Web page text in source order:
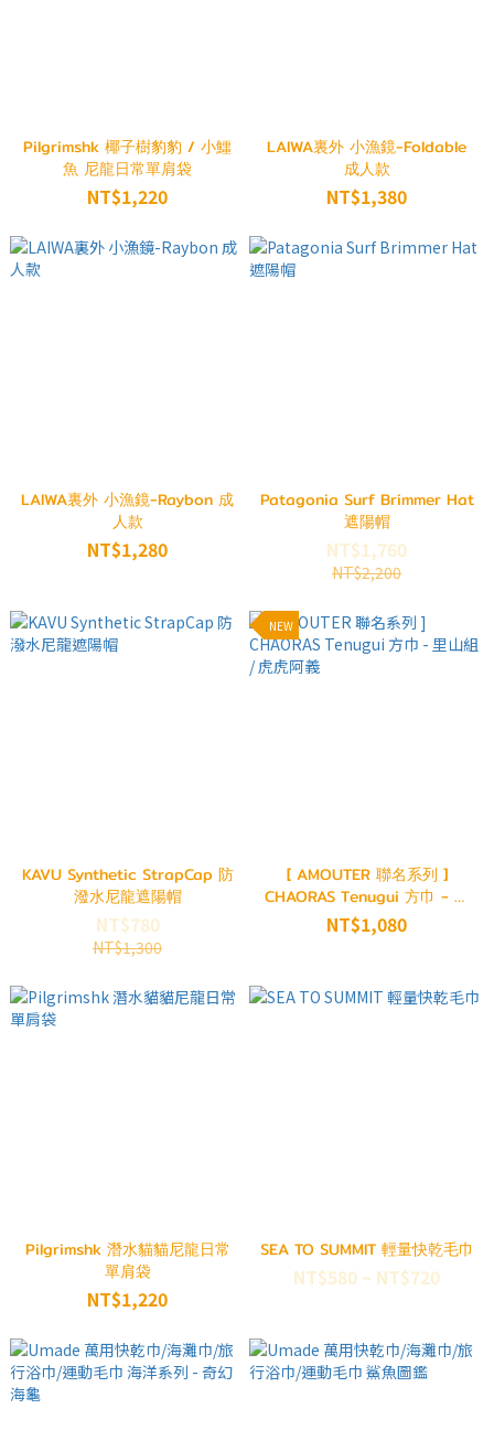
Pilgrimshk 椰子樹豹豹 / 小鱷
魚 尼龍日常單肩袋
NT$1,220
LAIWA裏外 小漁鏡-Foldable
成人款
NT$1,380
LAIWA裏外 小漁鏡-Raybon 成
人款
NT$1,280
Patagonia Surf Brimmer Hat
遮陽帽
NT$1,760
NT$2,200
KAVU Synthetic StrapCap 防
潑水尼龍遮陽帽
NT$780
NT$1,300
NEW
[ AMOUTER 聯名系列 ]
CHAORAS Tenugui 方巾 - 里
山組 / 虎虎阿義
NT$1,080
Pilgrimshk 潛水貓貓尼龍日常
單肩袋
NT$1,220
SEA TO SUMMIT 輕量快乾毛巾
NT$580 ~ NT$720